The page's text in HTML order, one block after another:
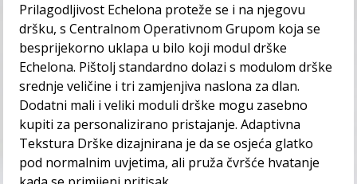
Prilagodljivost Echelona proteže se i na njegovu
dršku, s Centralnom Operativnom Grupom koja se
besprijekorno uklapa u bilo koji modul drške
Echelona. Pištolj standardno dolazi s modulom drške
srednje veličine i tri zamjenjiva naslona za dlan.
Dodatni mali i veliki moduli drške mogu zasebno
kupiti za personalizirano pristajanje. Adaptivna
Tekstura Drške dizajnirana je da se osjeća glatko
pod normalnim uvjetima, ali pruža čvršće hvatanje